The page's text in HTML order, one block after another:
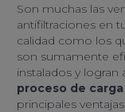
Son muchas las
antifiltraciones en
calidad como los
son sumamente
instalados y logran
proceso de carga
principales